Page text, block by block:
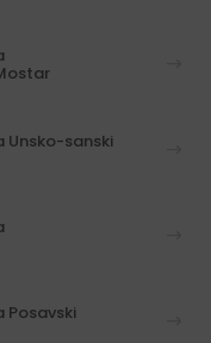
Unsko-sanski
Posavski